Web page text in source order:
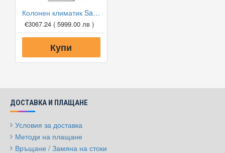
Колонен климатик Samsung AC140KNPDEH-EU/AC140KXADGH-EU, 46 000 BTU, Клас B
€3067.24 ( 5999.00 лв )
Купи
ДОСТАВКА И ПЛАЩАНЕ
Условия за доставка
Методи на плащане
Връщане / Замяна на стоки